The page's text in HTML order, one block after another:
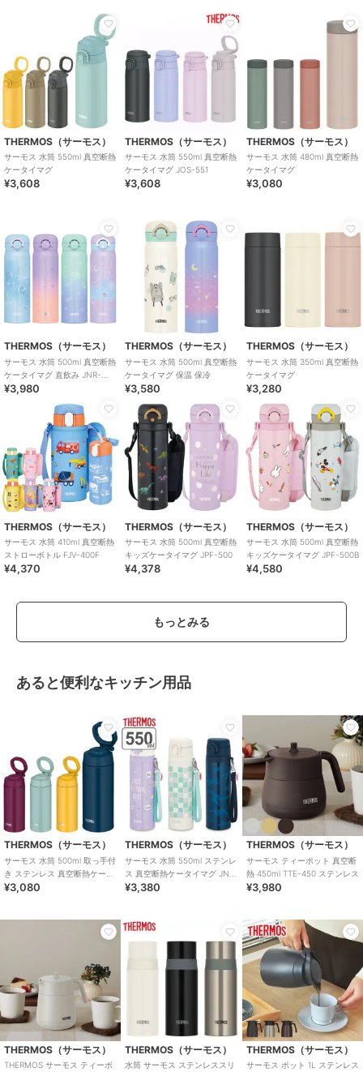
THERMOS（サーモス）
サーモス 水筒 550ml 真空断熱
ケータイマグ
¥3,608
THERMOS（サーモス）
サーモス 水筒 550ml 真空断熱
ケータイマグ JOS-551
¥3,608
THERMOS（サーモス）
サーモス 水筒 480ml 真空断熱
ケータイマグ
¥3,080
THERMOS（サーモス）
サーモス 水筒 500ml 真空断熱
ケータイマグ 直飲み JNR-
504G
¥3,980
THERMOS（サーモス）
サーモス 水筒 500ml 真空断熱
ケータイマグ 保温 保冷
¥3,580
THERMOS（サーモス）
サーモス 水筒 350ml 真空断熱
ケータイマグ
¥3,280
THERMOS（サーモス）
サーモス 水筒 410ml 真空断熱
ストローボトル FJV-400F
¥4,370
THERMOS（サーモス）
サーモス 水筒 500ml 真空断熱
キッズケータイマグ JPF-500
¥4,378
THERMOS（サーモス）
サーモス 水筒 500ml 真空断熱
キッズケータイマグ JPF-500B
¥4,580
もっとみる
あると便利なキッチン用品
THERMOS（サーモス）
サーモス 水筒 500ml 取っ手付
き ステンレス 真空断熱ケータ
イマグ JOO-500
¥3,080
THERMOS（サーモス）
サーモス 水筒 550ml ステンレ
ス 真空断熱ケータイマグ JNT-
552
¥3,380
THERMOS（サーモス）
サーモス ティーポット 真空断
熱 450ml TTE-450 ステンレス
¥3,980
THERMOS（サーモス）
THERMOS サーモス ティーポ
THERMOS（サーモス）
水筒 サーモス ステンレススリ
THERMOS（サーモス）
サーモス ポット 1L ステンレス